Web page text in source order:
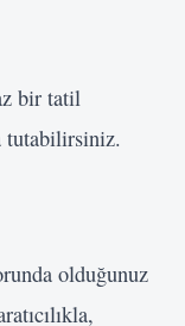
bir tatil
tutabilirsiniz.
olduğunuz